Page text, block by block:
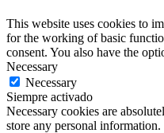
This website uses cookies to
for the working of basic
consent. You also have the
Necessary
Necessary
Siempre activado
Necessary cookies are
store any personal information.